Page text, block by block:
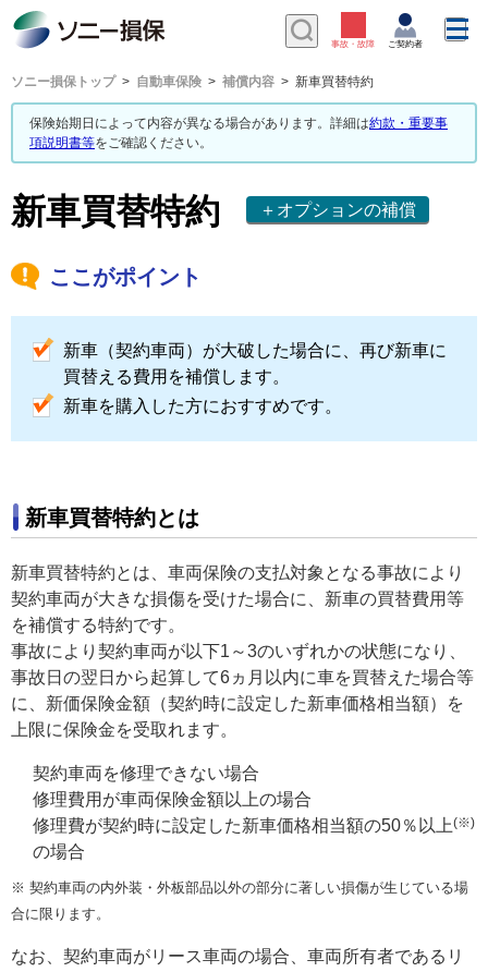
ソニー損保トップ 自動車保険 補償内容 新車買替特約
保険始期日によって内容が異なる場合があります。詳細は約款・重要事
項説明書等をご確認ください。
新車買替特約 ＋オプションの補償
ここがポイント
新車（契約車両）が大破した場合に、再び新車に
買替える費用を補償します。
新車を購入した方におすすめです。
新車買替特約とは
新車買替特約とは、車両保険の支払対象となる事故により
契約車両が大きな損傷を受けた場合に、新車の買替費用等
を補償する特約です。
事故により契約車両が以下1～3のいずれかの状態になり、
事故日の翌日から起算して6ヵ月以内に車を買替えた場合等
に、新価保険金額（契約時に設定した新車価格相当額）を
上限に保険金を受取れます。
契約車両を修理できない場合
修理費用が車両保険金額以上の場合
修理費が契約時に設定した新車価格相当額の50％以上(※)
の場合
※ 契約車両の内外装・外板部品以外の部分に著しい損傷が生じている場
合に限ります。
なお、契約車両がリース車両の場合、車両所有者であるリ